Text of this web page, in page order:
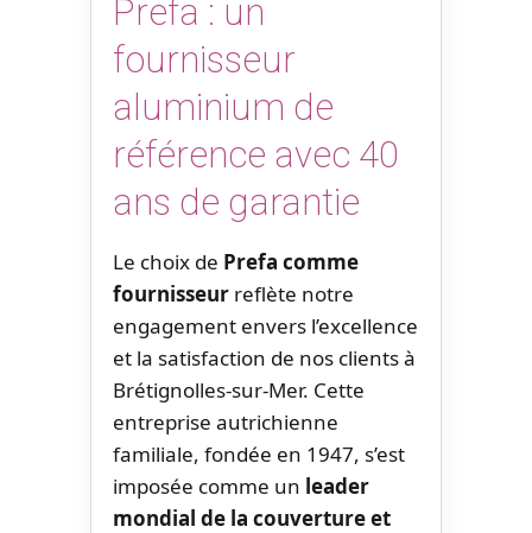
Prefa : un
fournisseur
aluminium de
référence avec 40
ans de garantie
Le choix de Prefa comme
fournisseur reflète notre
engagement envers l’excellence
et la satisfaction de nos clients à
Brétignolles-sur-Mer. Cette
entreprise autrichienne
familiale, fondée en 1947, s’est
imposée comme un leader
mondial de la couverture et